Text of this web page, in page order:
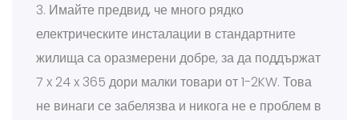
3. Имайте предвид, че много рядко
електрическите инсталации в стандартните
жилища са оразмерени добре, за да поддържат
7 x 24 x 365 дори малки товари от 1-2KW. Това
не винаги се забелязва и никога не е проблем в